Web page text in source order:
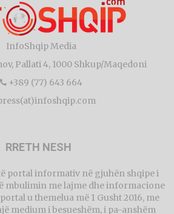
InfoShqip Media
Pallati 4, 1000 Shkup/Maqedoni
+389 (77) 643 664
RRETH NESH
portal informativ në gjuhën shqipe i
mbulimin me lajme dhe informacione
u themelua më 1 Gusht 2016, me
medium i besueshëm, i pa-anshëm